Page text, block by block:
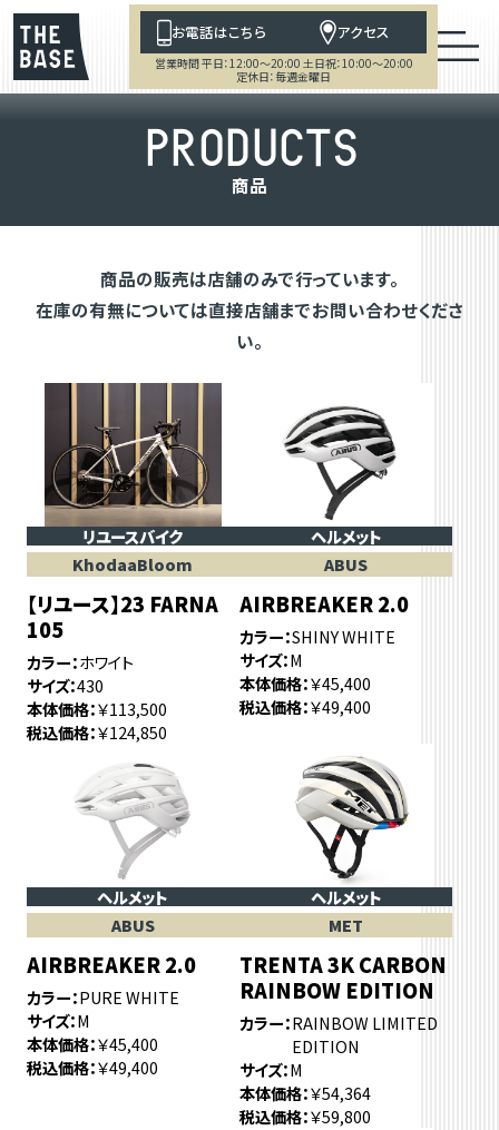
お電話はこちら アクセス
営業時間 平日：12:00～20:00 土日祝：10:00～20:00
定休日：毎週金曜日
PRODUCTS
商品
商品の販売は店舗のみで行っています。
在庫の有無については直接店舗までお問い合わせくださ
い。
リユースバイク
KhodaaBloom
【リユース】23 FARNA
105
カラー ホワイト
サイズ 430
本体価格 ￥113,500
税込価格 ￥124,850
ヘルメット
ABUS
AIRBREAKER 2.0
カラー SHINY WHITE
サイズ M
本体価格 ￥45,400
税込価格 ￥49,400
ヘルメット
ABUS
AIRBREAKER 2.0
カラー PURE WHITE
サイズ M
本体価格 ￥45,400
税込価格 ￥49,400
ヘルメット
MET
TRENTA 3K CARBON
RAINBOW EDITION
カラー RAINBOW LIMITED
EDITION
サイズ M
本体価格 ￥54,364
税込価格 ￥59,800